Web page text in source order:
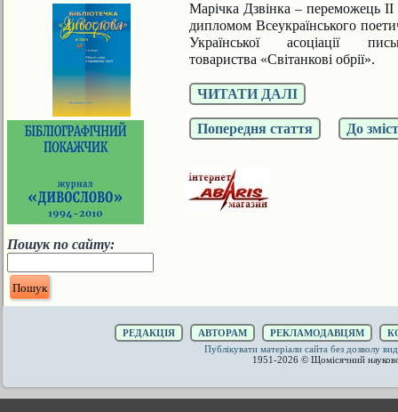
Пошук по сайту:
Марічка Дзвінка – переможець II
дипломом Всеукраїнського
Українськоїасоціації
товариства «Світанкові обрії».
ЧИТАТИ ДАЛІ
Попередня стаття До
РЕДАКЦІЯ АВТОРАМ РЕКЛАМОДАВЦЯМ
Публікувати матеріали сайта без дозволу
1951-2026 © Щомісячний